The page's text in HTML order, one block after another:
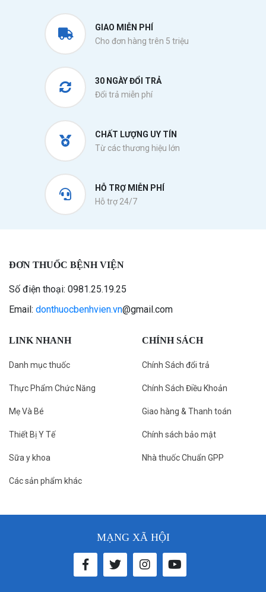
GIAO MIỄN PHÍ
Cho đơn hàng trên 5 triệu
30 NGÀY ĐỔI TRẢ
Đổi trả miễn phí
CHẤT LƯỢNG UY TÍN
Từ các thương hiệu lớn
HỖ TRỢ MIỄN PHÍ
Hỗ trợ 24/7
ĐƠN THUỐC BỆNH VIỆN
Số điện thoại: 0981.25.19.25
Email: donthuocbenhvien.vn@gmail.com
LINK NHANH
Danh mục thuốc
Thực Phẩm Chức Năng
Mẹ Và Bé
Thiết Bị Y Tế
Sữa y khoa
Các sản phẩm khác
CHÍNH SÁCH
Chính Sách đổi trả
Chính Sách Điều Khoản
Giao hàng & Thanh toán
Chính sách bảo mật
Nhà thuốc Chuẩn GPP
MẠNG XÃ HỘI